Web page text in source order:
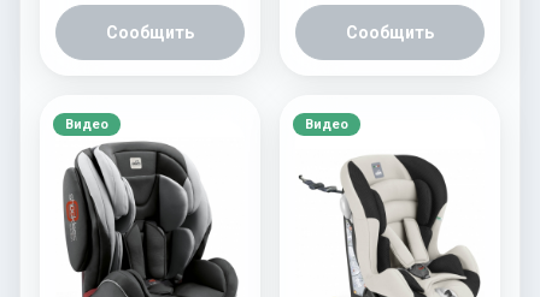
Сообщить Сообщить
Видео Видео